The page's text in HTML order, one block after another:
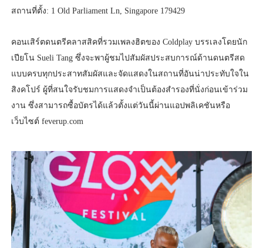
สถานที่ตั้ง: 1 Old Parliament Ln, Singapore 179429
คอนเสิร์ตดนตรีคลาสสิคที่รวมเพลงฮิตของ Coldplay บรรเลงโดยนัก
เปียโน Sueli Tang ซึ่งจะพาผู้ชมไปสัมผัสประสบการณ์ด้านดนตรีสด
แบบครบทุกประสาทสัมผัสและจัดแสดงในสถานที่อันน่าประทับใจใน
สิงคโปร์ ผู้ที่สนใจรับชมการแสดงจำเป็นต้องสำรองที่นั่งก่อนเข้าร่วม
งาน ซึ่งสามารถซื้อบัตรได้แล้วตั้งแต่วันนี้ผ่านแอปพลิเคชันหรือ
เว็บไซต์ feverup.com